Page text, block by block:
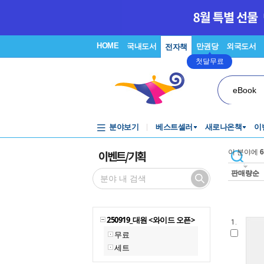
HOME 국내도서 전자책 만권당
첫달무료
외국도서
eBook
분야보기 베스트셀러 새로나온책 이
이벤트/기획
250919_대원 <와이드 오픈>
무료
세트
이 분야에 6
판매량순
1.